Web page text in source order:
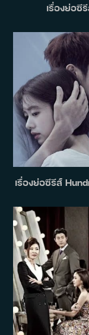
เรื่องย่อซี
เรื่องย่อซีรีส์